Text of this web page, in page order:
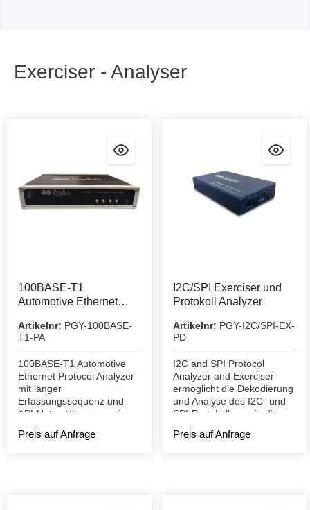
Exerciser - Analyser
100BASE-T1
Automotive Ethernet
Artikelnr: PGY-100BASE-
T1-PA
100BASE-T1 Automotive
Ethernet Protocol Analyzer
mit langer
Erfassungssequenz und
API-Unterstützung sowie
Preis auf Anfrage
I2C/SPI Exerciser und
Protokoll Analyzer
Artikelnr: PGY-I2C/SPI-EX-
PD
I2C and SPI Protocol
Analyzer and Exerciser
ermöglicht die Dekodierung
und Analyse des I2C- und
SPI-Protokolls sowie die
SPI-Protokoll.
Preis auf Anfrage